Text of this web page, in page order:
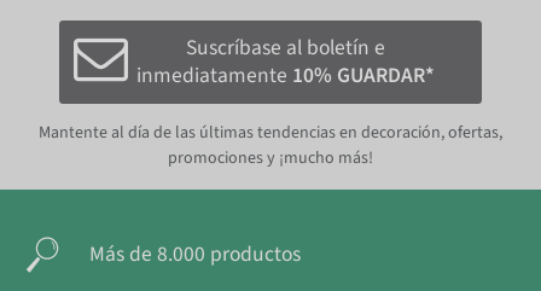
Suscríbase al boletín e
inmediatamente 10% GUARDAR*
Mantente al día de las últimas tendencias en decoración, ofertas,
promociones y ¡mucho más!
Más de 8.000 productos